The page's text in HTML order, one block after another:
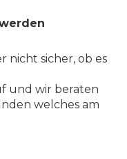
nicht sicher, ob es
und wir beraten
welches am